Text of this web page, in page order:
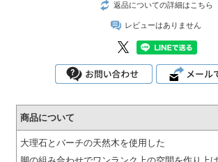
返品についての詳細はこちら
レビューはありません
商品について
大理石とバーチの天然木を使用した